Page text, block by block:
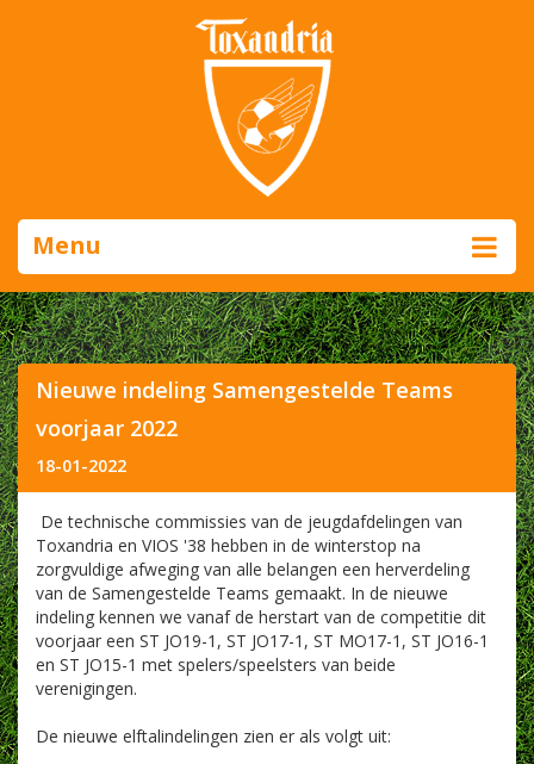
Menu
Nieuwe indeling Samengestelde Teams
voorjaar 2022
18-01-2022
De technische commissies van de jeugdafdelingen van
Toxandria en VIOS '38 hebben in de winterstop na
zorgvuldige afweging van alle belangen een herverdeling
van de Samengestelde Teams gemaakt. In de nieuwe
indeling kennen we vanaf de herstart van de competitie dit
voorjaar een ST JO19-1, ST JO17-1, ST MO17-1, ST JO16-1
en ST JO15-1 met spelers/speelsters van beide
verenigingen.
De nieuwe elftalindelingen zien er als volgt uit: